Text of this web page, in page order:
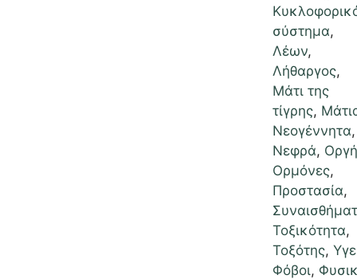
σύστημα,
Λέων,
Λήθαργος,
Μάτι της
τίγρης,
Νεογέννητα,
Νεφρά, Οργή
Ορμόνες,
Προστασία,
Τοξικότητα,
Τοξότης,
Φόβοι,